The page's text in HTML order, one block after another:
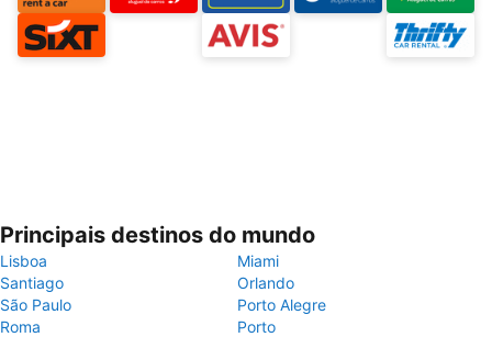
Principais destinos do mundo
Lisboa
Miami
Santiago
Orlando
São Paulo
Porto Alegre
Roma
Porto